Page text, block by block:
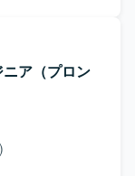
ア（プロン